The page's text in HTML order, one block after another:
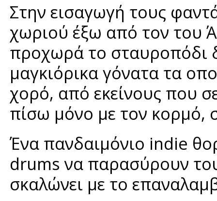
Στην εισαγωγή τους
χωριού έξω από τον του
προχωρά το σταυροπόδι
μαγκιόρικα γόνατα τα
χορό, από εκείνους που
πίσω μόνο με τον κορμό,
Ένα πανδαιμόνιο indie
drums να παρασύρουν
σκαλώνει με το